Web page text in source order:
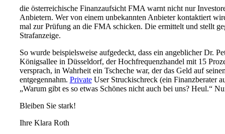
die österreichische Finanzaufsicht FMA warnt nicht nur
Anbietern. Wer von einem unbekannten Anbieter kontaktiert
mal zur Prüfung an die FMA schicken. Die ermittelt und stellt
Strafanzeige.
So wurde beispielsweise aufgedeckt, dass ein angeblicher Dr.
Königsallee in Düsseldorf, der Hochfrequenzhandel mit 15
versprach, in Wahrheit ein Tscheche war, der das Geld auf
entgegennahm. PrivateUser Struckischreck (ein Finanzberater
„Warum gibt es so etwas Schönes nicht auch bei uns? Heul.“
Bleiben Sie stark!
Ihre Klara Roth